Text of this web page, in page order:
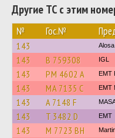
Другие ТС с этим
№ Гос.№
143 Alosa
143 B 759308 IGL
143 PM 4602 A EMT
143 MA 7135 C EMT
143 A 7148 F
143 T 3482 D EMT
143 M 7723 BH